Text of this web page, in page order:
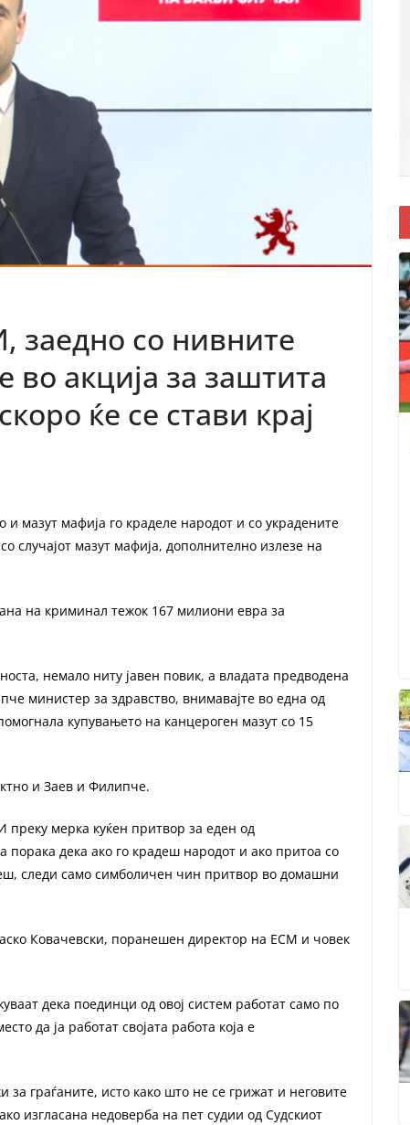
заедно со нивните
во акција за заштита
ќе се стави крај
мазут мафија го краделе народот и со украдените
случајот мазут мафија, дополнително излезе на
на криминал тежок 167 милиони евра за
немало ниту јавен повик, а владата предводена
министер за здравство, внимавајте во една од
купувањето на канцероген мазут со 15
и Заев и Филипче.
мерка куќен притвор за еден од
порака дека ако го крадеш народот и ако притоа со
следи само симболичен чин притвор во домашни
Ковачевски, поранешен директор на ЕСМ и човек
дека поединци од овој систем работат само по
да ја работат својата работа која е
граѓаните, исто како што не се грижат и неговите
изгласана недоверба на пет судии од Судскиот